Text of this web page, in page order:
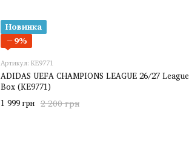
Новинка
−9%
Артикул: KE9771
ADIDAS UEFA CHAMPIONS LEAGUE 26/27 League
Box (KE9771)
2 200 грн
1 999 грн